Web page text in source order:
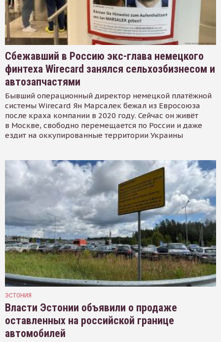
Сбежавший в Россию экс-глава немецкого
финтеха Wirecard занялся сельхозбизнесом и
автозапчастями
Бывший операционный директор немецкой платёжной
системы Wirecard Ян Марсалек бежал из Евросоюза
после краха компании в 2020 году. Сейчас он живёт
в Москве, свободно перемещается по России и даже
ездит на оккупированные территории Украины
ЭСТОНИЯ
Власти Эстонии объявили о продаже
оставленных на российской границе
автомобилей